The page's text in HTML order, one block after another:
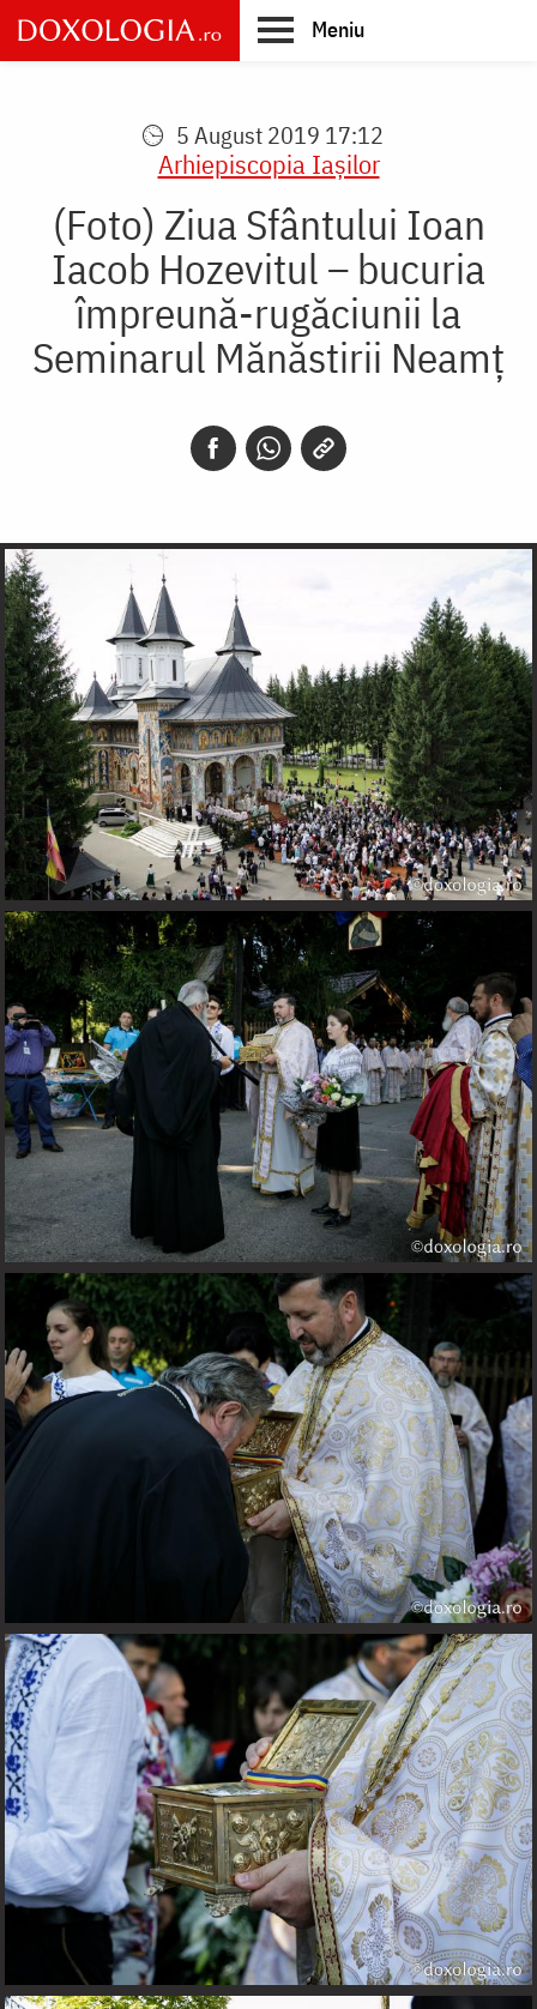
Skip
to
main
Meniu
5 August 2019 17:12
Arhiepiscopia Iaşilor
(Foto) Ziua Sfântului Ioan
Iacob Hozevitul – bucuria
împreună-rugăciunii la
Seminarul Mănăstirii Neamț